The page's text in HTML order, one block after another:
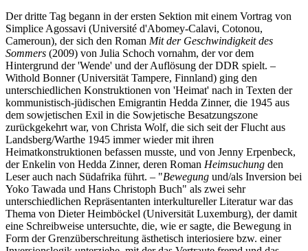
Der dritte Tag begann in der ersten Sektion mit einem Vortrag von
Simplice Agossavi (Université d'Abomey-Calavi, Cotonou,
Cameroun), der sich den Roman Mit der Geschwindigkeit des
Sommers (2009) von Julia Schoch vornahm, der vor dem
Hintergrund der 'Wende' und der Auflösung der DDR spielt. –
Withold Bonner (Universität Tampere, Finnland) ging den
unterschiedlichen Konstruktionen von 'Heimat' nach in Texten der
kommunistisch-jüdischen Emigrantin Hedda Zinner, die 1945 aus
dem sowjetischen Exil in die Sowjetische Besatzungszone
zurückgekehrt war, von Christa Wolf, die sich seit der Flucht aus
Landsberg/Warthe 1945 immer wieder mit ihren
Heimatkonstruktionen befassen musste, und von Jenny Erpenbeck,
der Enkelin von Hedda Zinner, deren Roman Heimsuchung den
Leser auch nach Südafrika führt. – "Bewegung und/als Inversion bei
Yoko Tawada und Hans Christoph Buch" als zwei sehr
unterschiedlichen Repräsentanten interkultureller Literatur war das
Thema von Dieter Heimböckel (Universität Luxemburg), der damit
eine Schreibweise untersuchte, die, wie er sagte, die Bewegung in
Form der Grenzüberschreitung ästhetisch interiosiere bzw. einer